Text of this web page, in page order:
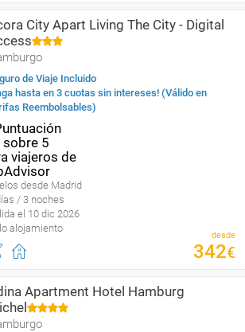
City Apart Living The City - Digital
de Viaje Incluido
hasta en 3 cuotas sin intereses! (Válido en
Reembolsables)
desde Madrid
/ 3 noches
el 10 dic 2026
alojamiento
desde
342€
Apartment Hotel Hamburg